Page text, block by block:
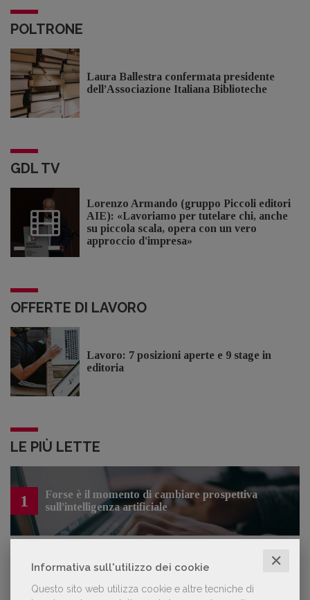
Informativa sull'utilizzo dei cookie ✕
Questo sito web utilizza cookie e altre tecniche di
POLTRONE
Laura Ballestra confermata presidente
dell’Associazione Italiana Biblioteche
GDL TV
Lorenzo Armando (gruppo Piccoli editori
AIE): «Lavoriamo per tutelare chi, anche
su piccola scala, opera con un vero
approccio d'impresa»
OFFERTE DI LAVORO
Lavoro: 7 posizioni aperte e 9 stage in
editoria
LE PIÙ LETTE
1
Forse è il momento di cambiare prospettiva
sull’intelligenza artificiale
Kobo ha rifiutato il 45% dei testi ricevuti per
sospetto utilizzo dell’IA